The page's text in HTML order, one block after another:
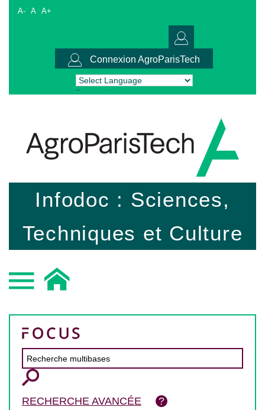
A- A A+
Connexion AgroParisTech
Powered by Translate
Infodoc : Sciences,
Techniques et Culture
RECHERCHE AVANCÉE